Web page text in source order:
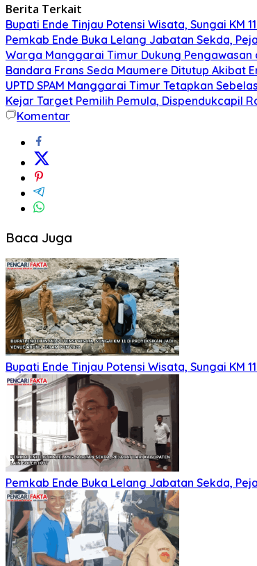
Berita Terkait
Bupati Ende Tinjau Potensi Wisata, Sungai KM
Pemkab Ende Buka Lelang Jabatan Sekda,
Warga Manggarai Timur Dukung Pengawasan
Bandara Frans Seda Maumere Ditutup Akibat
UPTD SPAM Manggarai Timur Tetapkan
Kejar Target Pemilih Pemula, Dispendukcapil
Komentar
Baca Juga
Bupati Ende Tinjau Potensi Wisata, Sungai KM
Pemkab Ende Buka Lelang Jabatan Sekda,